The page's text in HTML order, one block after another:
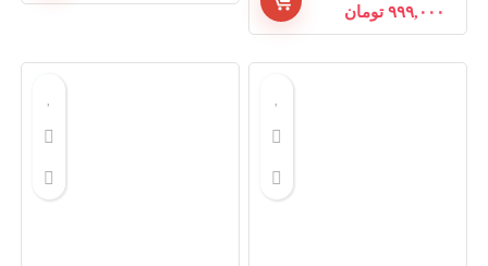
۹۹۹,۰۰۰ تومان